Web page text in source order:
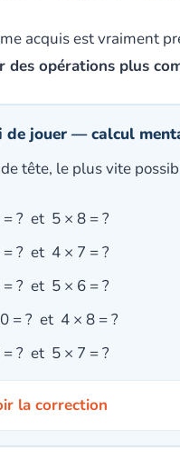
acquis est vraiment
des opérations plus
jouer — calcul
tête, le plus vite
= ? et 5 × 8 = ?
= ? et 4 × 7 = ?
= ? et 5 × 6 = ?
= ? et 4 × 8 = ?
= ? et 5 × 7 = ?
la correction